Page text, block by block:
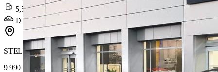
5,5 l/100km
D (144 g/km)
STELLANTIS &YOU ENGLOS
9 990 €